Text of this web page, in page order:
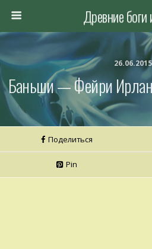
Древние боги
26.06.2015
Баньши — Фейри
Поделиться
Pin